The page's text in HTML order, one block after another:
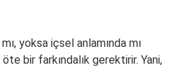
yoksa içsel anlamında mı
bir farkındalık gerektirir. Yani,